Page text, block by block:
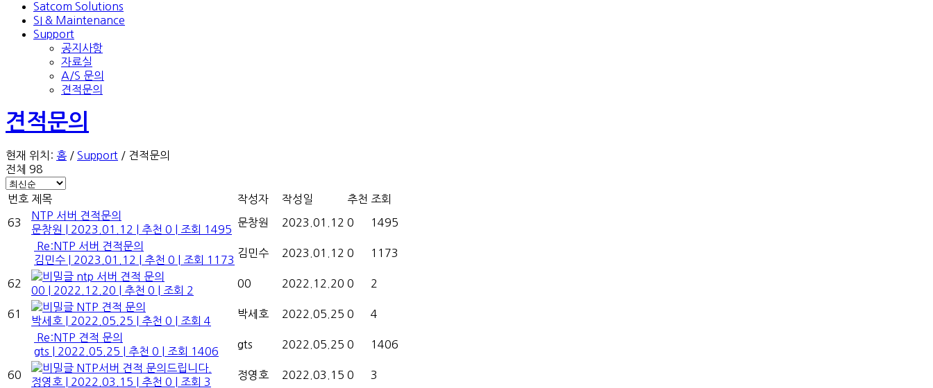
Satcom Solutions
SI & Maintenance
Support
공지사항
자료실
A/S 문의
견적문의
견적문의
현재 위치: 홈 / Support / 견적문의
전체 98
번호 제목 작성자 작성일 추천 조회
63
NTP 서버 견적문의
문창원
2023.01.12 추천 0 조회 1495
문창원 2023.01.12 0 1495
Re:NTP 서버 견적문의
김민수
2023.01.12 추천 0 조회 1173
김민수 2023.01.12 0 1173
62
ntp 서버 견적 문의
00
2022.12.20 추천 0 조회 2
00 2022.12.20 0 2
61
NTP 견적 문의
박세호
2022.05.25 추천 0 조회 4
박세호 2022.05.25 0 4
Re:NTP 견적 문의
gts
2022.05.25 추천 0 조회 1406
gts 2022.05.25 0 1406
60
NTP서버 견적 문의드립니다.
정영호
2022.03.15 추천 0 조회 3
정영호 2022.03.15 0 3